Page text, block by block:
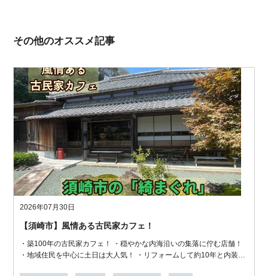
その他のオススメ記事
2026年07月30日
【須崎市】風情ある古民家カフェ！
・築100年の古民家カフェ！ ・穏やかな内海沿いの集落に佇む店舗！
・地域住民を中心に土日は大人気！ ・リフォームして約10年と内装は